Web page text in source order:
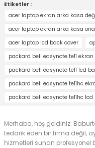
Etiketler :
acer laptop ekran arka kasa
acer laptop ekran arka kasa
acer laptop lcd back cover
packard bell easynote te11
packard bell easynote te11 lcd
packard bell easynote te11hc
packard bell easynote te11hc
Merhaba, hoş geldiniz.
tedarik eden bir firma değil,
hizmetleri sunan profesyonel